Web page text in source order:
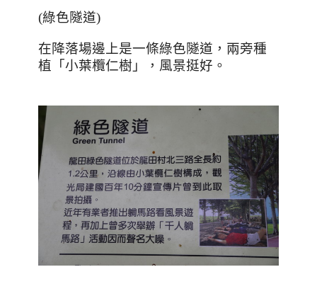
(綠色隧道)
在降落場邊上是一條綠色隧道，兩旁種
植「小葉欖仁樹」，風景挺好。